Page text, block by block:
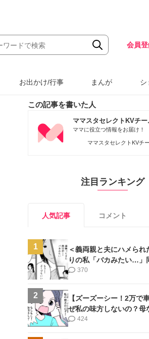
会員
お出かけ/行事 まんが シ
この記事を書いた人
ママスタセレクトKVチー
ママに役立つ情報をお届け！
ママスタセレクトKVチ
注目ランキング
人気記事 コメント
1
＜義両親と夫にハメられ
りの私「バカみたい…」
肢がない【第5話まんが】
370
2
【ズーズーシー！2万で
ぜ私の味方しないの？母
第17話＞#4コマ母道場
424